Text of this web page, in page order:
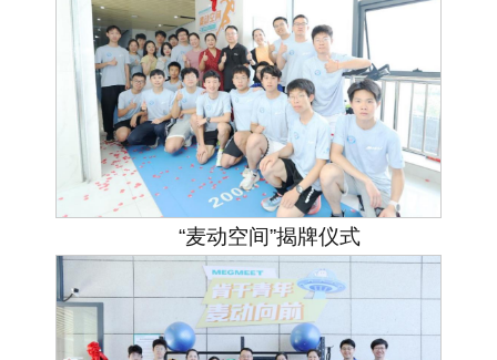
“麦动空间”揭牌仪式